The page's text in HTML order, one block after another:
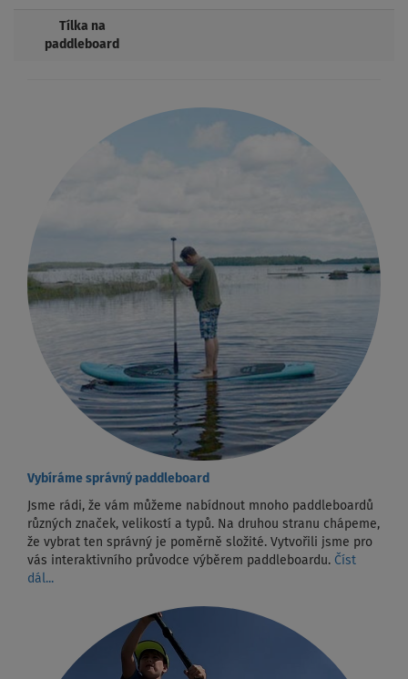
Tílka na
paddleboard
Vybíráme správný paddleboard
Jsme rádi, že vám můžeme nabídnout mnoho paddleboardů
různých značek, velikostí a typů. Na druhou stranu chápeme,
že vybrat ten správný je poměrně složité. Vytvořili jsme pro
vás interaktivního průvodce výběrem paddleboardu. Číst
dál...